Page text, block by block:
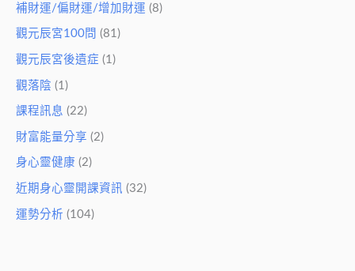
補財運/偏財運/增加財運 (8)
觀元辰宮100問 (81)
觀元辰宮後遺症 (1)
觀落陰 (1)
課程訊息 (22)
財富能量分享 (2)
身心靈健康 (2)
近期身心靈開課資訊 (32)
運勢分析 (104)